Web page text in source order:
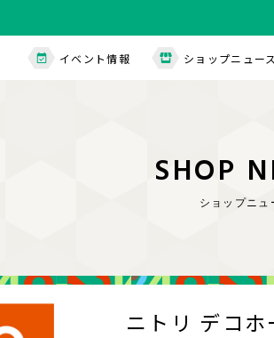
イベント情報 ショップニュース
SHOP N
ショップニュ
ニトリ デコホ